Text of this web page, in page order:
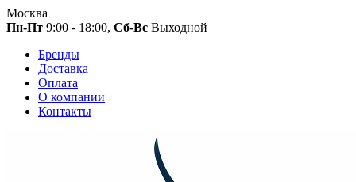
Москва
Пн-Пт 9:00 - 18:00, Сб-Вс Выходной
Бренды
Доставка
Оплата
О компании
Контакты